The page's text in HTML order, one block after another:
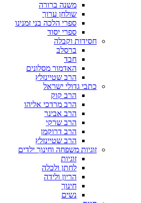
משנה ברורה
שולחן ערוך
ספרי הלכה בני זמנינו
ספרי יסוד
חסידות וקבלה
ברסלב
חבד
האדמור מסלונים
הרב שטיינזלץ
כתבי גדולי ישראל
הרב קוק
הרב מרדכי אליהו
הרב אבינר
הרב שרקי
הרב דרוקמן
הרב שטיינזלץ
זוגיות משפחה וחינוך ילדים
זוגיות
לחתן ולכלה
הריון ולידה
חינוך
נשים